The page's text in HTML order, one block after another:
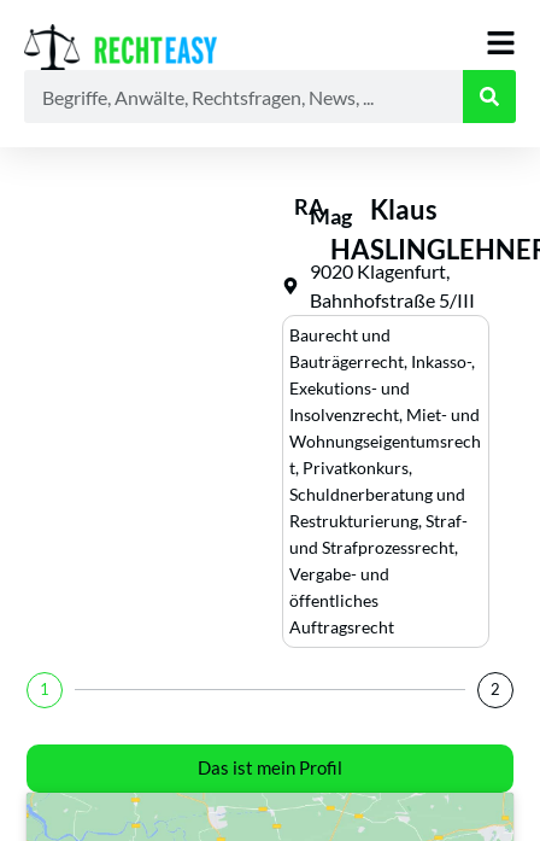
RAMag
Klaus
9020 Klagenfurt,
Bahnhofstraße 5/III
Baurecht und
Bauträgerrecht, Inkasso-,
Exekutions- und
Insolvenzrecht, Miet- und
Wohnungseigentumsrech
t, Privatkonkurs,
Schuldnerberatung und
Restrukturierung,Straf-
und Strafprozessrecht,
Vergabe- und
öffentliches
Auftragsrecht
1 2
Das ist mein Profil